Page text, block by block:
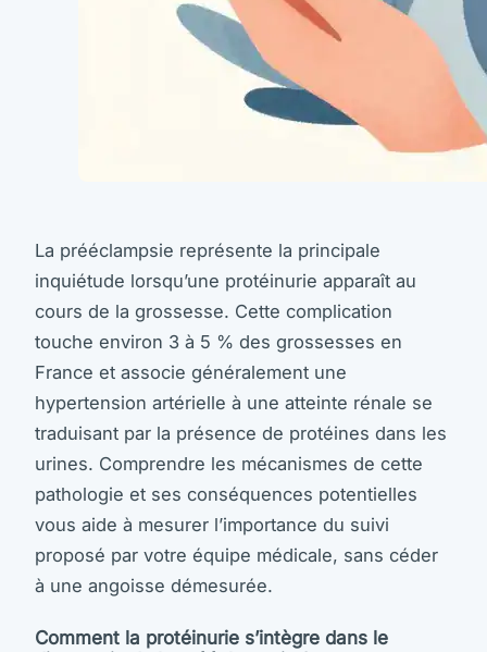
La prééclampsie représente la principale
inquiétude lorsqu’une protéinurie apparaît au
cours de la grossesse. Cette complication
touche environ 3 à 5 % des grossesses en
France et associe généralement une
hypertension artérielle à une atteinte rénale se
traduisant par la présence de protéines dans les
urines. Comprendre les mécanismes de cette
pathologie et ses conséquences potentielles
vous aide à mesurer l’importance du suivi
proposé par votre équipe médicale, sans céder
à une angoisse démesurée.
Comment la protéinurie s’intègre dans le